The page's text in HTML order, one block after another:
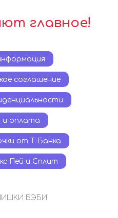
главное!
соглашение
и оплата
от Т-Банка
Пей и Сплит
БЭБИ